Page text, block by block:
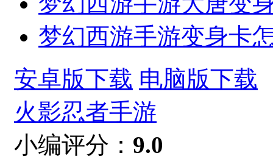
梦幻西游手游变身卡
安卓版下载 电脑版下载
火影忍者手游
小编评分： 9.0